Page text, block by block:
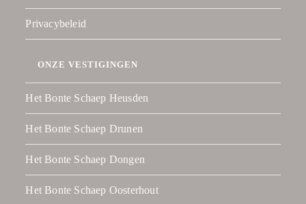
Privacybeleid
ONZE VESTIGINGEN
Het Bonte Schaep Heusden
Het Bonte Schaep Drunen
Het Bonte Schaep Dongen
Het Bonte Schaep Oosterhout